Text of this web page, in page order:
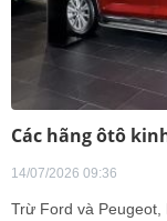
Các hãng ôtô
14/07/2026 09:36
Trừ Ford và